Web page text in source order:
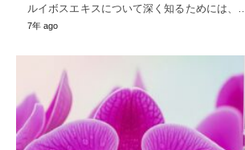
ルイボスエキスについて深く知るためには、
7年 ago